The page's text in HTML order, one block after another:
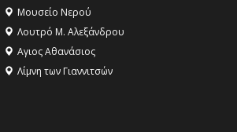
Μουσείο Νερού
Λουτρό Μ. Αλεξάνδρου
Αγιος Αθανάσιος
Λίμνη των Γιαννιτσών